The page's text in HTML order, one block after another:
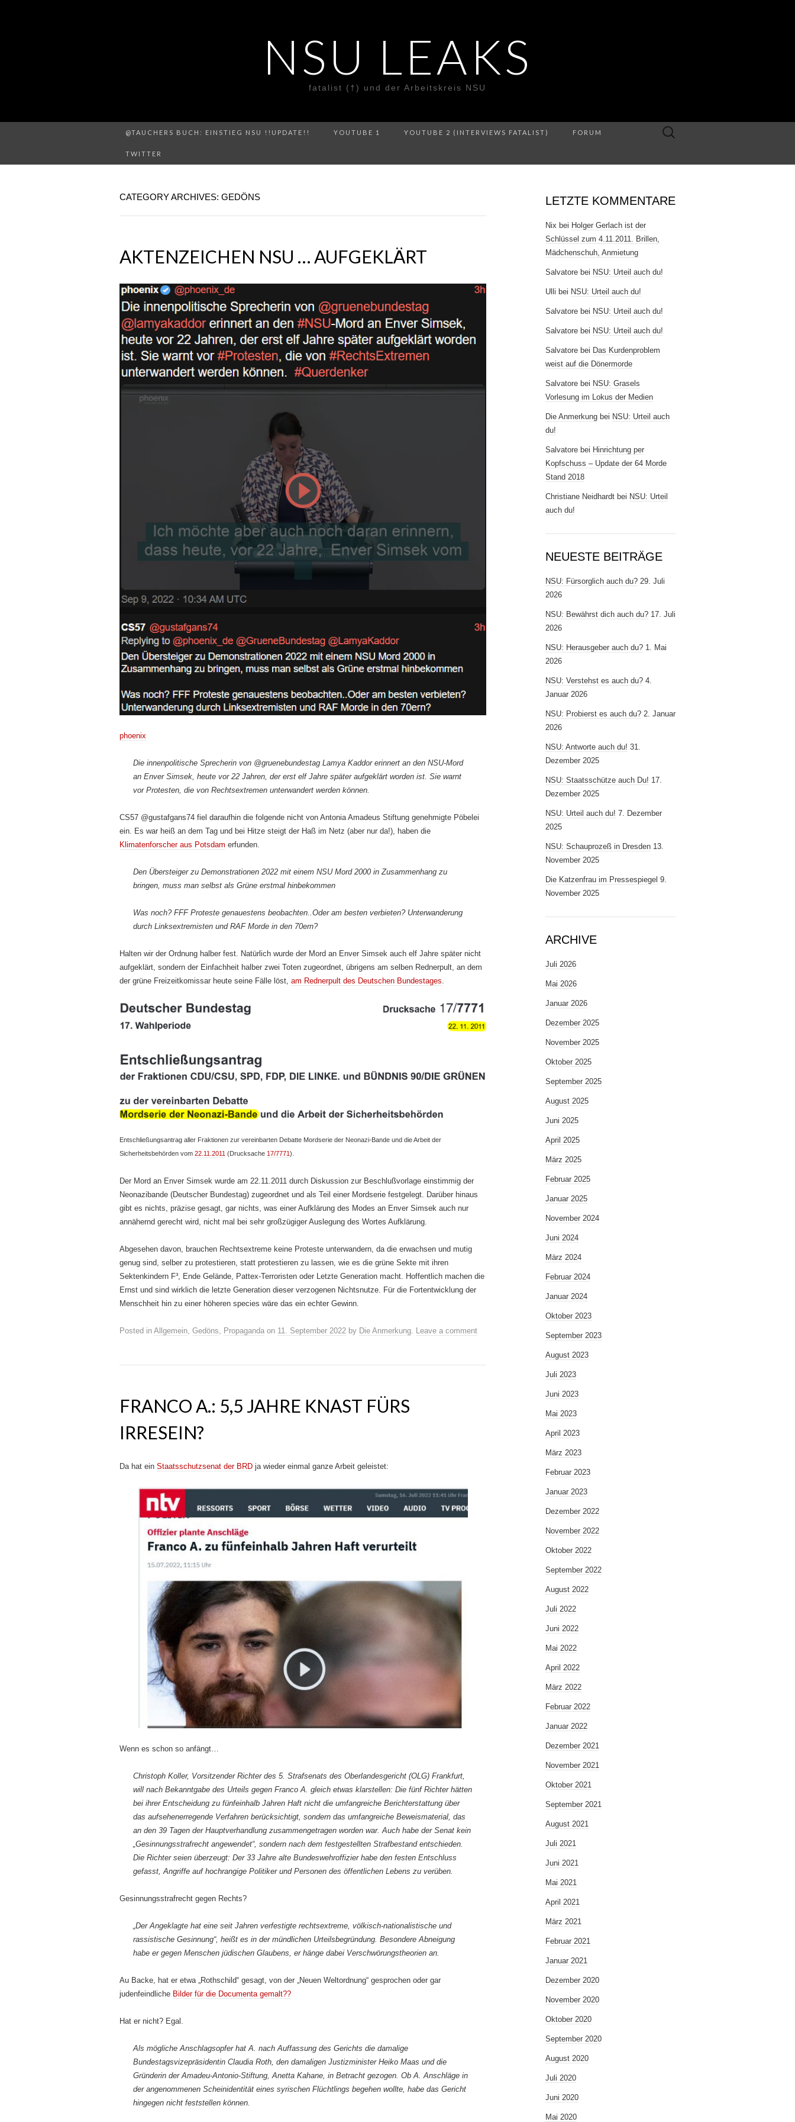
NSU LEAKS
fatalist (†) und der Arbeitskreis NSU
@TAUCHERS BUCH: EINSTIEG NSU !!UPDATE!! YOUTUBE 1 YOUTUBE 2 (INTERVIEWS FATALIST) FORUM
TWITTER
Suche
CATEGORY ARCHIVES: GEDÖNS
AKTENZEICHEN NSU … AUFGEKLÄRT
phoenix
Die innenpolitische Sprecherin von @gruenebundestag Lamya Kaddor erinnert an den NSU-Mord
an Enver Simsek, heute vor 22 Jahren, der erst elf Jahre später aufgeklärt worden ist. Sie warnt
vor Protesten, die von Rechtsextremen unterwandert werden können.
CS57 @gustafgans74 fiel daraufhin die folgende nicht von Antonia Amadeus Stiftung genehmigte Pöbelei
ein. Es war heiß an dem Tag und bei Hitze steigt der Haß im Netz (aber nur da!), haben die
Klimatenforscher aus Potsdam erfunden.
Den Übersteiger zu Demonstrationen 2022 mit einem NSU Mord 2000 in Zusammenhang zu
bringen, muss man selbst als Grüne erstmal hinbekommen
Was noch? FFF Proteste genauestens beobachten..Oder am besten verbieten? Unterwanderung
durch Linksextremisten und RAF Morde in den 70ern?
Halten wir der Ordnung halber fest. Natürlich wurde der Mord an Enver Simsek auch elf Jahre später nicht
aufgeklärt, sondern der Einfachheit halber zwei Toten zugeordnet, übrigens am selben Rednerpult, an dem
der grüne Freizeitkomissar heute seine Fälle löst, am Rednerpult des Deutschen Bundestages
Entschließungsantrag aller Fraktionen zur vereinbarten Debatte Mordserie der Neonazi-Bande und die Arbeit der
Sicherheitsbehörden vom 22.11.2011 (Drucksache 17/7771).
Der Mord an Enver Simsek wurde am 22.11.2011 durch Diskussion zur Beschlußvorlage einstimmig der
Neonazibande (Deutscher Bundestag) zugeordnet und als Teil einer Mordserie festgelegt. Darüber hinaus
gibt es nichts, präzise gesagt, gar nichts, was einer Aufklärung des Modes an Enver Simsek auch nur
annähernd gerecht wird, nicht mal bei sehr großzügiger Auslegung des Wortes Aufklärung.
Abgesehen davon, brauchen Rechtsextreme keine Proteste unterwandern, da die erwachsen und mutig
genug sind, selber zu protestieren, statt protestieren zu lassen, wie es die grüne Sekte mit ihren
Sektenkindern F³, Ende Gelände, Pattex-Terroristen oder Letzte Generation macht. Hoffentlich machen die
Ernst und sind wirklich die letzte Generation dieser verzogenen Nichtsnutze. Für die Fortentwicklung der
Menschheit hin zu einer höheren species wäre das ein echter Gewinn.
Posted in Allgemein Gedöns Propaganda on 11. September 2022 by Die Anmerkung Leave a comment
FRANCO A.: 5,5 JAHRE KNAST FÜRS
IRRESEIN?
Da hat ein Staatsschutzsenat der BRD ja wieder einmal ganze Arbeit geleistet:
Wenn es schon so anfängt…
Christoph Koller, Vorsitzender Richter des 5. Strafsenats des Oberlandesgericht (OLG) Frankfurt,
will nach Bekanntgabe des Urteils gegen Franco A. gleich etwas klarstellen: Die fünf Richter hätten
bei ihrer Entscheidung zu fünfeinhalb Jahren Haft nicht die umfangreiche Berichterstattung über
das aufsehenerregende Verfahren berücksichtigt, sondern das umfangreiche Beweismaterial, das
an den 39 Tagen der Hauptverhandlung zusammengetragen worden war. Auch habe der Senat kein
„Gesinnungsstrafrecht angewendet“, sondern nach dem festgestellten Strafbestand entschieden.
Die Richter seien überzeugt: Der 33 Jahre alte Bundeswehroffizier habe den festen Entschluss
gefasst, Angriffe auf hochrangige Politiker und Personen des öffentlichen Lebens zu verüben.
Gesinnungsstrafrecht gegen Rechts?
„Der Angeklagte hat eine seit Jahren verfestigte rechtsextreme, völkisch-nationalistische und
rassistische Gesinnung“, heißt es in der mündlichen Urteilsbegründung. Besondere Abneigung
habe er gegen Menschen jüdischen Glaubens, er hänge dabei Verschwörungstheorien an.
Au Backe, hat er etwa „Rothschild“ gesagt, von der „Neuen Weltordnung“ gesprochen oder gar
judenfeindliche Bilder für die Documenta gemalt??
Hat er nicht? Egal.
Als mögliche Anschlagsopfer hat A. nach Auffassung des Gerichts die damalige
Bundestagsvizepräsidentin Claudia Roth, den damaligen Justizminister Heiko Maas und die
Gründerin der Amadeu-Antonio-Stiftung, Anetta Kahane, in Betracht gezogen. Ob A. Anschläge in
der angenommenen Scheinidentität eines syrischen Flüchtlings begehen wollte, habe das Gericht
hingegen nicht feststellen können.
LETZTE KOMMENTARE
Nix bei Holger Gerlach ist der
Schlüssel zum 4.11.2011. Brillen,
Mädchenschuh, Anmietung
Salvatore bei NSU: Urteil auch du!
Ulli bei NSU: Urteil auch du!
Salvatore bei NSU: Urteil auch du!
Salvatore bei NSU: Urteil auch du!
Salvatore bei Das Kurdenproblem
weist auf die Dönermorde
Salvatore bei NSU: Grasels
Vorlesung im Lokus der Medien
Die Anmerkung bei NSU: Urteil auch
du!
Salvatore bei Hinrichtung per
Kopfschuss – Update der 64 Morde
Stand 2018
Christiane Neidhardt bei NSU: Urteil
auch du!
NEUESTE BEITRÄGE
NSU: Fürsorglich auch du? 29. Juli
2026
NSU: Bewährst dich auch du? 17. Juli
2026
NSU: Herausgeber auch du? 1. Mai
2026
NSU: Verstehst es auch du? 4.
Januar 2026
NSU: Probierst es auch du? 2. Januar
2026
NSU: Antworte auch du! 31.
Dezember 2025
NSU: Staatsschütze auch Du! 17.
Dezember 2025
NSU: Urteil auch du! 7. Dezember
2025
NSU: Schauprozeß in Dresden 13.
November 2025
Die Katzenfrau im Pressespiegel 9.
November 2025
ARCHIVE
Juli 2026
Mai 2026
Januar 2026
Dezember 2025
November 2025
Oktober 2025
September 2025
August 2025
Juni 2025
April 2025
März 2025
Februar 2025
Januar 2025
November 2024
Juni 2024
März 2024
Februar 2024
Januar 2024
Oktober 2023
September 2023
August 2023
Juli 2023
Juni 2023
Mai 2023
April 2023
März 2023
Februar 2023
Januar 2023
Dezember 2022
November 2022
Oktober 2022
September 2022
August 2022
Juli 2022
Juni 2022
Mai 2022
April 2022
März 2022
Februar 2022
Januar 2022
Dezember 2021
November 2021
Oktober 2021
September 2021
August 2021
Juli 2021
Juni 2021
Mai 2021
April 2021
März 2021
Februar 2021
Januar 2021
Dezember 2020
November 2020
Oktober 2020
September 2020
August 2020
Juli 2020
Juni 2020
Mai 2020